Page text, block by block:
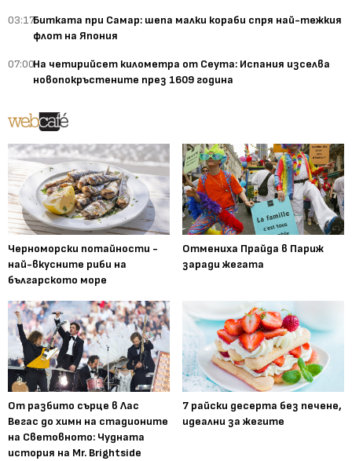
03:17Битката при Самар: шепа малки кораби спря най-тежкия
флот на Япония
07:00На четирийсет километра от Сеута: Испания изселва
новопокръстените през 1609 година
Черноморски потайности -
най-вкусните риби на
българското море
Отмениха Прайда в Париж
заради жегата
От разбито сърце в Лас
Вегас до химн на стадионите
на Световното: Чудната
история на Mr. Brightside
7 райски десерта без печене,
идеални за жегите